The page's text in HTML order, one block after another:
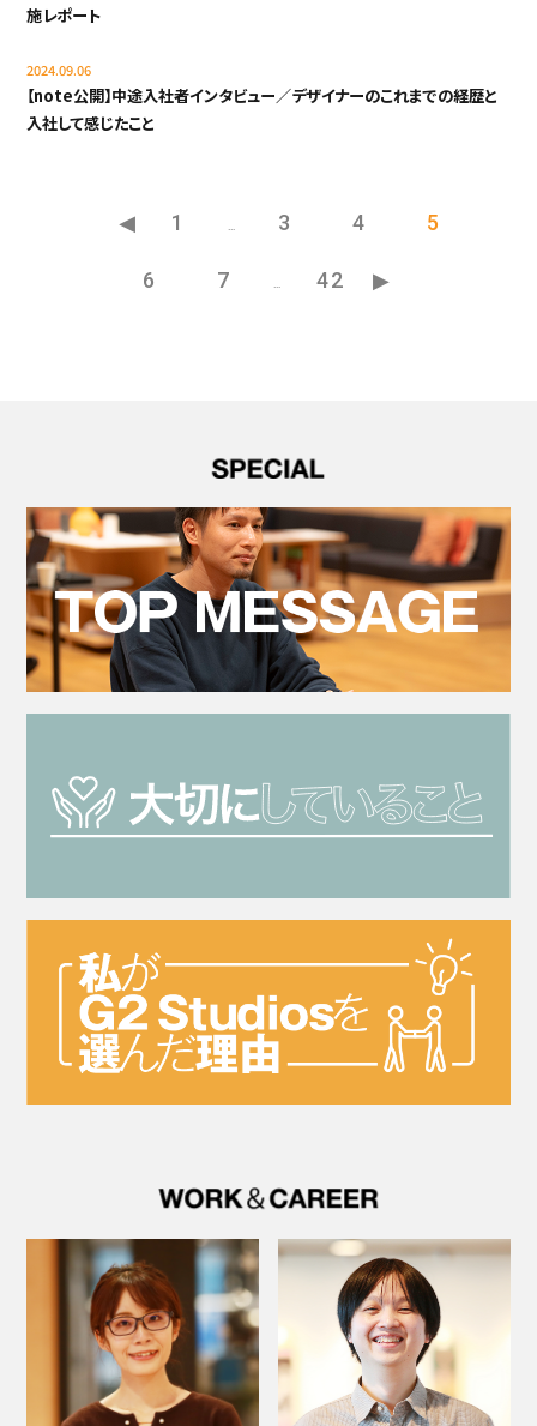
施レポート
2024.09.06
【note公開】中途入社者インタビュー／デザイナーのこれまでの経歴と
入社して感じたこと
1 … 3 4 5
6 7 42